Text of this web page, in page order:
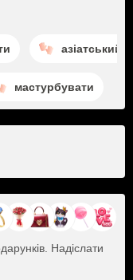
азіатський
мастурбувати
Надіслати